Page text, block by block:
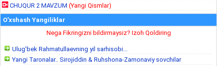
CHUQUR 2 MAVZUM (Yangi Qismlar)
O'xshash Yangiliklar
Nega Fikringizni bildirmaysiz? Izoh Qoldiring
Ulug'bek Rahmatullaevning yil sarhisobi...
Yangi Taronalar.. Sirojiddin & Ruhshona-Zamonaviy sovchilar